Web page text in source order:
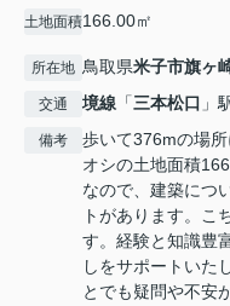
土地面積166.00㎡
所在地 鳥取県米子市旗ヶ
交通 境線 「三本松口 」
備考
歩いて376mの場
オシの土地面積
なので、建築につ
トがあります。こ
す。経験と知識豊
しをサポートいた
とでも疑問や不安